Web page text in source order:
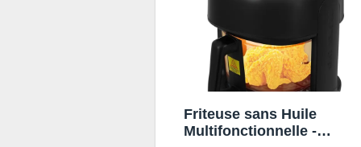
Friteuse sans Huile
Multifonctionnelle -